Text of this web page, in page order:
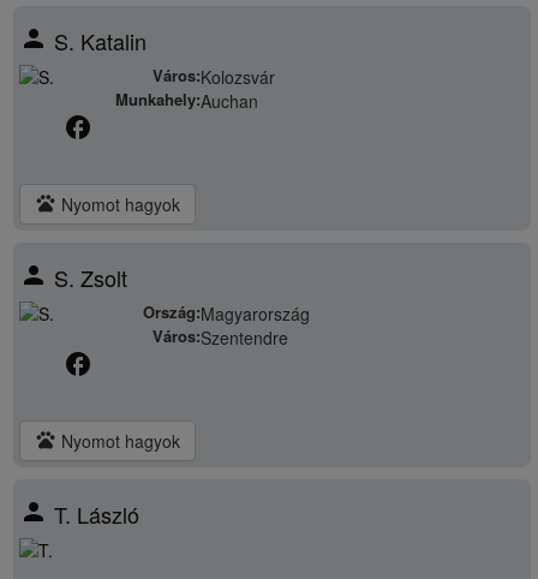
person S. Katalin
Város:Kolozsvár
Munkahely:Auchan
facebook
pets Nyomot hagyok
person S. Zsolt
Ország:Magyarország
Város:Szentendre
facebook
pets Nyomot hagyok
person T. László